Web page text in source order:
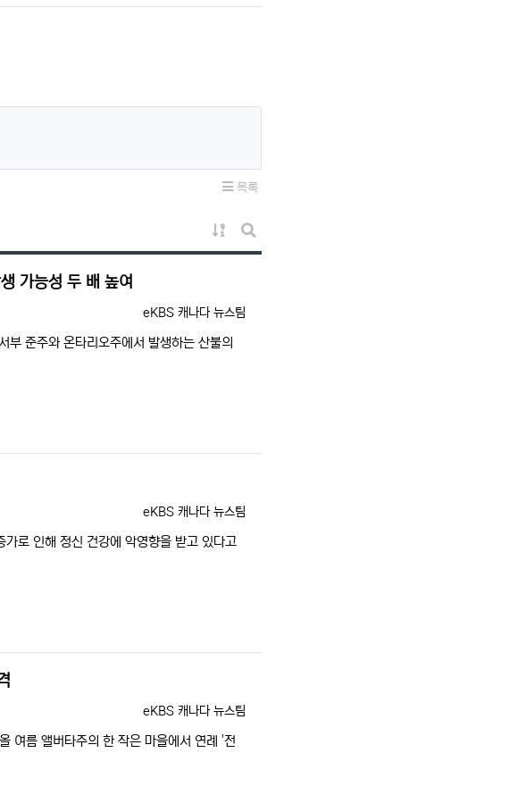
목록
게시물 정렬
게시판 검색
가능성 두 배 높여
등록자
eKBS 캐나다 뉴스팀
부 준주와 온타리오주에서 발생하는 산불의
등록자
eKBS 캐나다 뉴스팀
로 인해 정신 건강에 악영향을 받고 있다고
등록자
eKBS 캐나다 뉴스팀
름 앨버타주의 한 작은 마을에서 연례 '전